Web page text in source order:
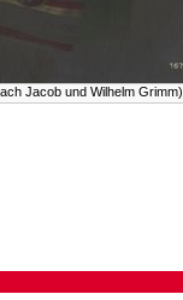
Jacob und Wilhelm Grimm)